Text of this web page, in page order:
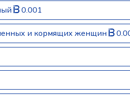
0.001
и кормящих женщин